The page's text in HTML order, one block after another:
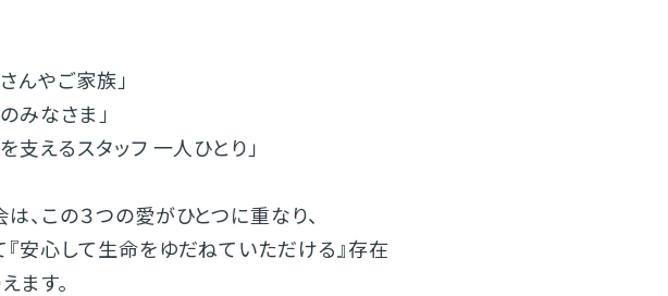
んやご家族」
みなさま」
支えるスタッフ 一人ひとり」
、この３つの愛がひとつに重なり、
安心して生命をゆだねていただける』存在
ます。